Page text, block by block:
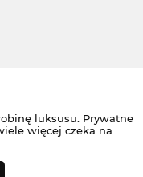
luksusu. Prywatne
więcej czeka na